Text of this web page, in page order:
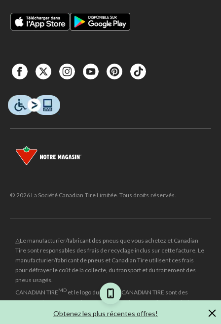
Obtenez les plus récentes offres!
© 2026 La Société Canadian Tire Limitée. Tous droits réservés.
△Le manufacturier/fabricant des pneus que vous achetez et Canadian
Tire sont responsables des frais de recyclage inclus sur cette facture. Le
manufacturier/fabricant de pneus et Canadian Tire utilisent ces frais
pour défrayer le coût de la collecte, du transport et du traitement des
pneus usagés.
CANADIAN TIREMD et le logo du triangle CANADIAN TIRE sont des
marques de commerce déposées de la Société Canadian Tire Limitée.